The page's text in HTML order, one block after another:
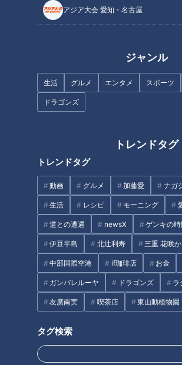
アジア大会 愛知・名古屋
ジャンル
生活 グルメ エンタメ スポーツ
ドラゴンズ
トレンドタグ
トレンドタグ
動画 グルメ 加藤愛 ナガ
生活 レシピ モーニング
道との遭遇 newsX ゲンキの時
伊豆半島 北辻利寿 三重 花咲
中部国際空港 if珈琲店 お金
ガンバレルーヤ ドラゴンズ ラ
友廣南実 喫茶店 東山動植物園
タグ検索
山田久志、長嶋茂雄さんについ
て語る「輝いて眩しかった」
元中日・吉
ーチに言わ
ラゴンズ伝説のスカウトも驚い
を」岩瀬仁
政権をとも
タグ
中日ドラゴンズ 岡林勇希